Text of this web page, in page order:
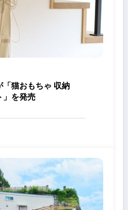
「猫おもちゃ 収納
」を発売